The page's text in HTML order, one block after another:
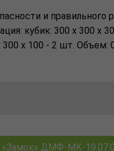
и
кубик: 300 х 300 х
300 х 100 - 2 шт. Объем:
ДМФ-МК-